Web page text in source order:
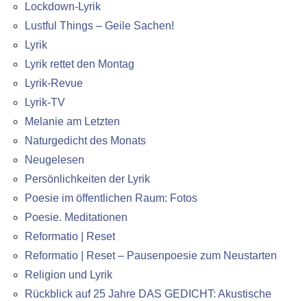
Lockdown-Lyrik
Lustful Things – Geile Sachen!
Lyrik
Lyrik rettet den Montag
Lyrik-Revue
Lyrik-TV
Melanie am Letzten
Naturgedicht des Monats
Neugelesen
Persönlichkeiten der Lyrik
Poesie im öffentlichen Raum: Fotos
Poesie. Meditationen
Reformatio | Reset
Reformatio | Reset – Pausenpoesie zum Neustarten
Religion und Lyrik
Rückblick auf 25 Jahre DAS GEDICHT: Akustische